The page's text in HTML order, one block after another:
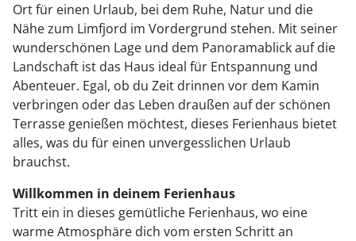
Ort für einen Urlaub, bei dem Ruhe, Natur und die
Nähe zum Limfjord im Vordergrund stehen. Mit seiner
wunderschönen Lage und dem Panoramablick auf die
Landschaft ist das Haus ideal für Entspannung und
Abenteuer. Egal, ob du Zeit drinnen vor dem Kamin
verbringen oder das Leben draußen auf der schönen
Terrasse genießen möchtest, dieses Ferienhaus bietet
alles, was du für einen unvergesslichen Urlaub
brauchst.
Willkommen in deinem Ferienhaus
Tritt ein in dieses gemütliche Ferienhaus, wo eine
warme Atmosphäre dich vom ersten Schritt an